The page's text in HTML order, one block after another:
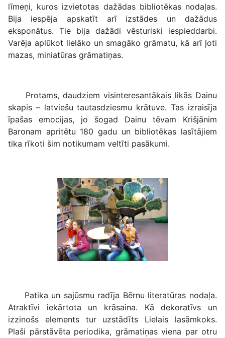
līmeņi, kuros izvietotas dažādas bibliotēkas nodaļas.
Bija iespēja apskatīt arī izstādes un dažādus
eksponātus. Tie bija dažādi vēsturiski iespieddarbi.
Varēja aplūkot lielāko un smagāko grāmatu, kā arī ļoti
mazas, miniatūras grāmatiņas.
Protams, daudziem visinteresantākais likās Dainu
skapis – latviešu tautasdziesmu krātuve. Tas izraisīja
īpašas emocijas, jo šogad Dainu tēvam Krišjānim
Baronam apritētu 180 gadu un bibliotēkas lasītājiem
tika rīkoti šim notikumam veltīti pasākumi.
Patika un sajūsmu radīja Bērnu literatūras nodaļa.
Atraktīvi iekārtota un krāsaina. Kā dekoratīvs un
izzinošs elements tur uzstādīts Lielais lasāmkoks.
Plaši pārstāvēta periodika, grāmatiņas viena par otru